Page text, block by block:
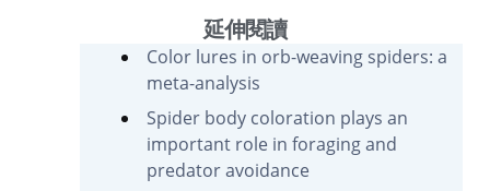
延伸閱讀
Color lures in orb-weaving spiders: a
meta-analysis
Spider body coloration plays an
important role in foraging and
predator avoidance